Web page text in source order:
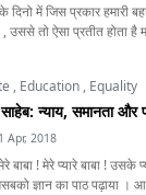
में जिस प्रकार हमारी
, उससे तो ऐसा प्रतीत होता है
, Education , Equality
साहेब: न्याय, समानता और
Apr, 2018
बाबा ! मेरे प्यारे बाबा !
ज्ञान का पाठ पढ़ाया ।